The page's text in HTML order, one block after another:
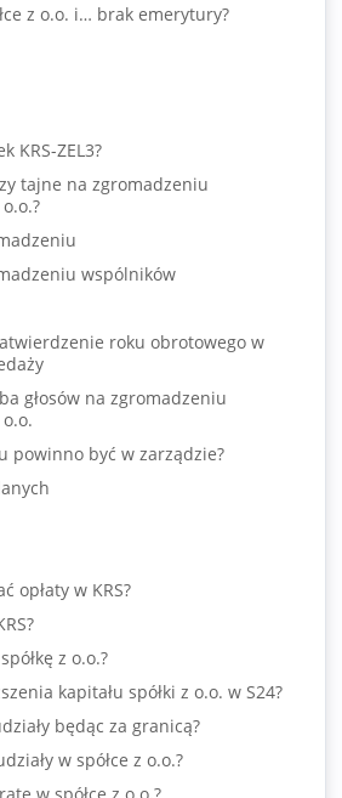
z o.o. i… brak emerytury?
KRS-ZEL3?
tajne na zgromadzeniu
wspólników
roku obrotowego w
głosów na zgromadzeniu
powinno być w zarządzie?
opłaty w KRS?
z o.o.?
kapitału spółki z o.o. w S24?
będąc za granicą?
w spółce z o.o.?